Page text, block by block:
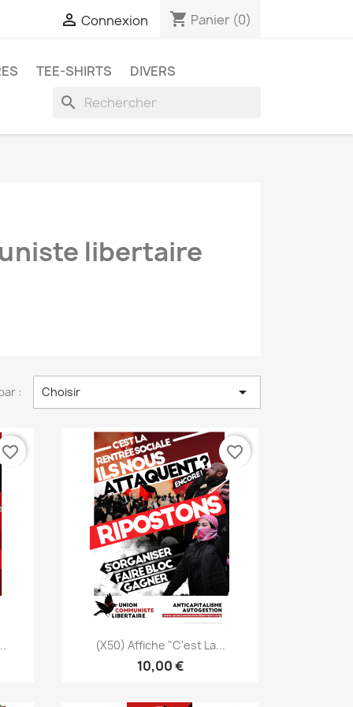
 Connexion shopping_cart Panier (0)
TEE-SHIRTS DIVERS
search
libertaire
: Choisir 
favorite_border
 Aperçu rapide
(x50) Affiche "C'est La...
10,00 €
favorite_border